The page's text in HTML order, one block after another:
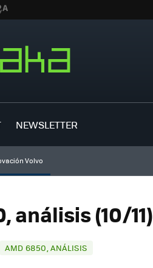
NEWSLETTER
Volvo
análisis (10/11)
AMD 6850, ANÁLISIS